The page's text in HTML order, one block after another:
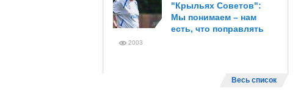
"Крыльях Советов":
Мы понимаем – нам
есть, что поправлять
2003
Весь список